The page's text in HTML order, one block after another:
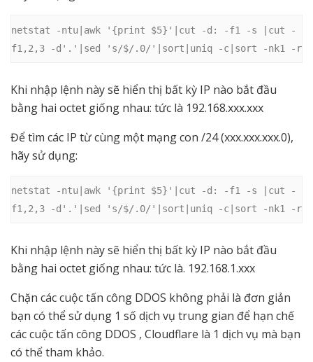
netstat -ntu|awk '{print $5}'|cut -d: -f1 -s |cut -
f1,2,3 -d'.'|sed 's/$/.0/'|sort|uniq -c|sort -nk1 -r
Khi nhập lệnh này sẽ hiển thị bất kỳ IP nào bắt đầu
bằng hai octet giống nhau: tức là 192.168.xxx.xxx
Để tìm các IP từ cùng một mạng con /24 (xxx.xxx.xxx.0),
hãy sử dụng:
netstat -ntu|awk '{print $5}'|cut -d: -f1 -s |cut -
f1,2,3 -d'.'|sed 's/$/.0/'|sort|uniq -c|sort -nk1 -r
Khi nhập lệnh này sẽ hiển thị bất kỳ IP nào bắt đầu
bằng hai octet giống nhau: tức là. 192.168.1.xxx
Chặn các cuộc tấn công DDOS không phải là đơn giản
bạn có thể sử dụng 1 số dịch vụ trung gian để hạn chế
các cuộc tấn công DDOS , Cloudflare là 1 dịch vụ mà bạn
có thể tham khảo.